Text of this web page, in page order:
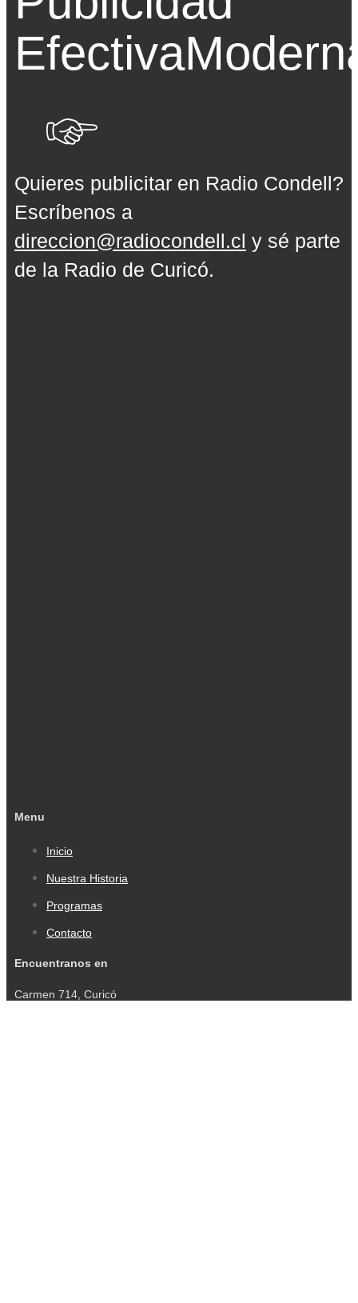
Efectiva
Quieres publicitar en Radio Condell?
Escríbenos a
direccion@radiocondell.cl y sé parte
de la Radio de Curicó.
Menu
Inicio
Nuestra Historia
Programas
Contacto
Encuentranos en
Carmen 714, Curicó